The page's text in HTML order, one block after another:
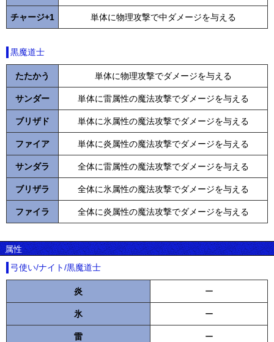
チャージ+1 単体に物理攻撃で中ダメージを与える
黒魔道士
たたかう 単体に物理攻撃でダメージを与える
サンダー 単体に雷属性の魔法攻撃でダメージを与える
ブリザド 単体に氷属性の魔法攻撃でダメージを与える
ファイア 単体に炎属性の魔法攻撃でダメージを与える
サンダラ 全体に雷属性の魔法攻撃でダメージを与える
ブリザラ 全体に氷属性の魔法攻撃でダメージを与える
ファイラ 全体に炎属性の魔法攻撃でダメージを与える
属性
弓使い/ナイト/黒魔道士
炎 ー
氷 ー
雷 ー